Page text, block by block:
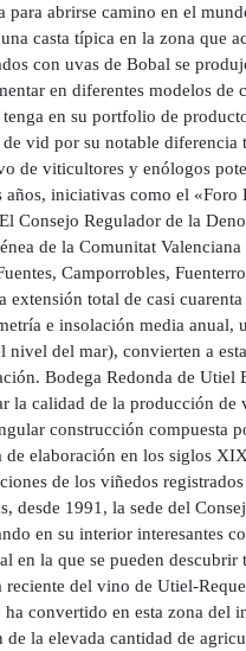
para abrirse camino en el
casta típica en la zona que
con uvas de Bobal se
en diferentes modelos de
en su portfolio de
vid por su notable diferencia
de viticultores y enólogos
años, iniciativas como el «Foro
Consejo Regulador de la
de la Comunitat
Camporrobles,
extensión total de casi
e insolación media anual,
nivel del mar), convierten a
Bodega Redonda de Utiel
la calidad de la producción de
construcción compuesta
de elaboración en los siglos
de los viñedos
desde 1991, la sede del
en su interior interesantes
en la que se pueden
reciente del vino de Utiel-
ha convertido en esta zona del
de la elevada cantidad de